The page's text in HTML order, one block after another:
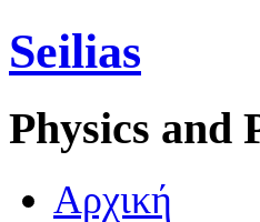
Seilias
Physics and
Aρχική